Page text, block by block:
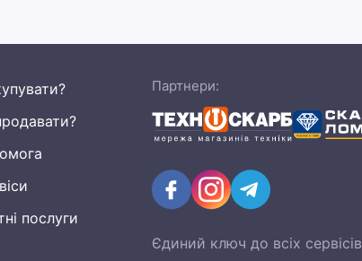
послуги
Партнери:
Єдиний ключ до всіх сервісів